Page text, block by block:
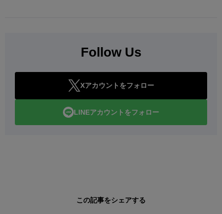
Follow Us
Xアカウントをフォロー
LINEアカウントをフォロー
この記事をシェアする